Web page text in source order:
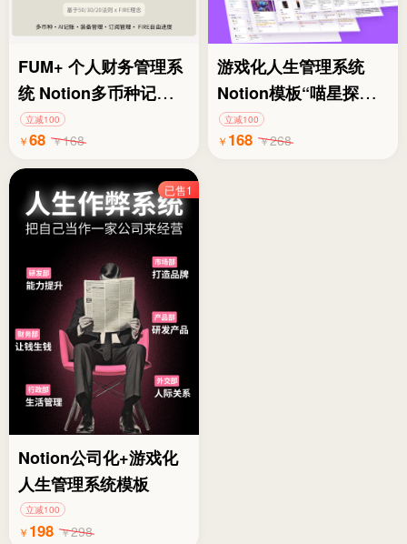
FUM+ 个人财务管理系
统 Notion多币种记账模
板立减100
￥68 ￥168
游戏化人生管理系统
Notion模板“喵星探险
记”，不仅仅是第二大脑
立减100
￥ 168 ￥268
已售1
Notion公司化+游戏化
人生管理系统模板
立减100
￥ 198 ￥298